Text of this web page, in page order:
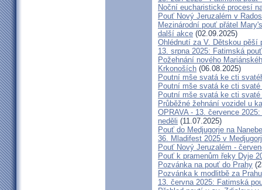
Noční eucharistické procesí
Pouť Nový Jeruzalém v
Mezinárodní pouť přátel
další akce (02.09.2025)
Ohlédnutí za V. Dětskou pěší
13. srpna 2025: Fatimská
Požehnání nového
Krkonoších (06.08.2025)
Poutní mše svatá ke cti
Poutní mše svatá ke cti
Poutní mše svatá ke cti
Průběžné žehnání vozidel u
OPRAVA - 13. července
neděli (11.07.2025)
Pouť do Medjugorje na
36. Mladifest 2025 v
Pouť Nový Jeruzalém -
Pouť k pramenům řeky Dyje
Pozvánka na pouť do Prahy
Pozvánka k modlitbě za
13. června 2025: Fatimská